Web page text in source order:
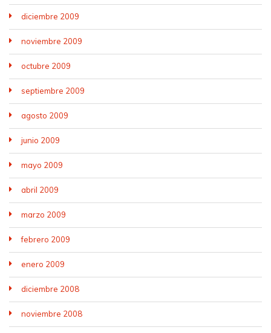
diciembre 2009
noviembre 2009
octubre 2009
septiembre 2009
agosto 2009
junio 2009
mayo 2009
abril 2009
marzo 2009
febrero 2009
enero 2009
diciembre 2008
noviembre 2008